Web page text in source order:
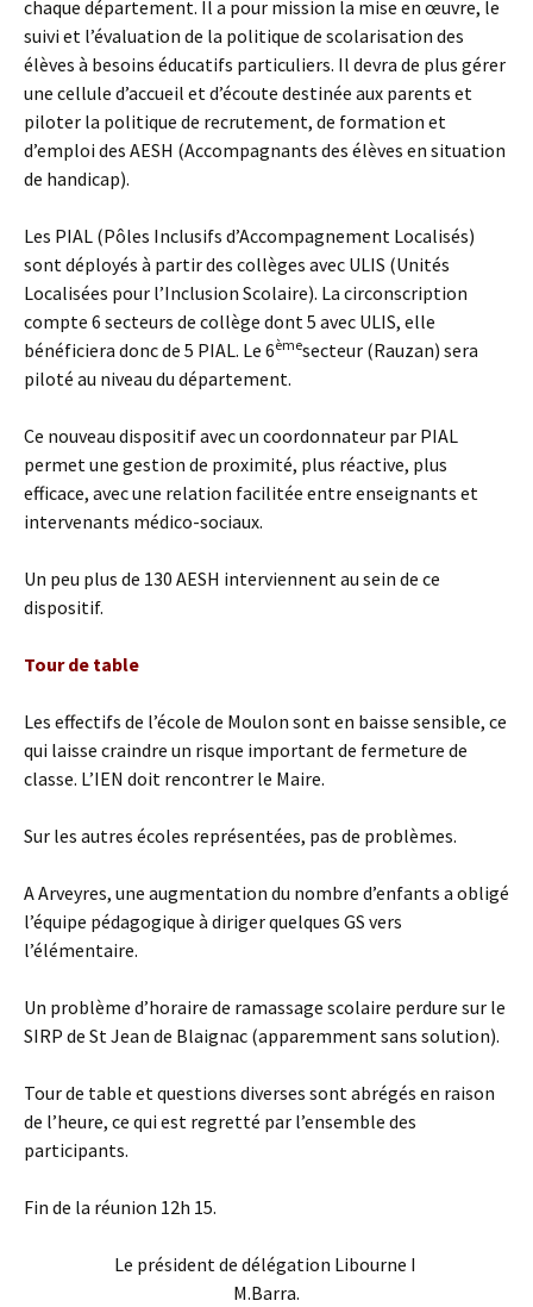
chaque département. Il a pour mission la mise en œuvre, le
suivi et l’évaluation de la politique de scolarisation des
élèves à besoins éducatifs particuliers. Il devra de plus gérer
une cellule d’accueil et d’écoute destinée aux parents et
piloter la politique de recrutement, de formation et
d’emploi des AESH (Accompagnants des élèves en situation
de handicap).
Les PIAL (Pôles Inclusifs d’Accompagnement Localisés)
sont déployés à partir des collèges avec ULIS (Unités
Localisées pour l’Inclusion Scolaire). La circonscription
compte 6 secteurs de collège dont 5 avec ULIS, elle
bénéficiera donc de 5 PIAL. Le 6èmesecteur (Rauzan) sera
piloté au niveau du département.
Ce nouveau dispositif avec un coordonnateur par PIAL
permet une gestion de proximité, plus réactive, plus
efficace, avec une relation facilitée entre enseignants et
intervenants médico-sociaux.
Un peu plus de 130 AESH interviennent au sein de ce
dispositif.
Tour de table
Les effectifs de l’école de Moulon sont en baisse sensible, ce
qui laisse craindre un risque important de fermeture de
classe. L’IEN doit rencontrer le Maire.
Sur les autres écoles représentées, pas de problèmes.
A Arveyres, une augmentation du nombre d’enfants a obligé
l’équipe pédagogique à diriger quelques GS vers
l’élémentaire.
Un problème d’horaire de ramassage scolaire perdure sur le
SIRP de St Jean de Blaignac (apparemment sans solution).
Tour de table et questions diverses sont abrégés en raison
de l’heure, ce qui est regretté par l’ensemble des
participants.
Fin de la réunion 12h 15.
Le président de délégation Libourne I
M.Barra.